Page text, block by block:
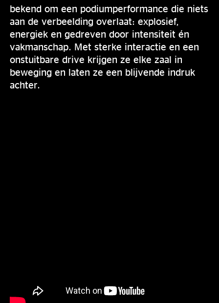
bekend om een podiumperformance die niets
aan de verbeelding overlaat: explosief,
energiek en gedreven door intensiteit én
vakmanschap. Met sterke interactie en een
onstuitbare drive krijgen ze elke zaal in
beweging en laten ze een blijvende indruk
achter.